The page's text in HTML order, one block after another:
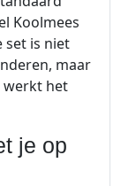
Koolmees
set is niet
maar
werkt het
je op